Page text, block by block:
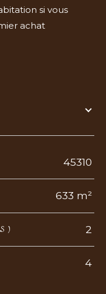
si vous
achat
TRAD_ZEPHYR_Valeurs
45310
633 m²
2
4